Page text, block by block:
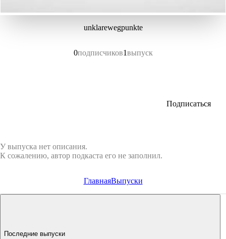
unklarewegpunkte
0подписчиков1выпуск
Подписаться
У выпуска нет описания.
К сожалению, автор подкаста его не заполнил.
ГлавнаяВыпуски
Последние выпуски